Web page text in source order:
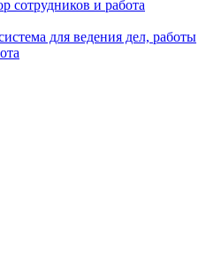
сотрудников и работа
для ведения дел, работы